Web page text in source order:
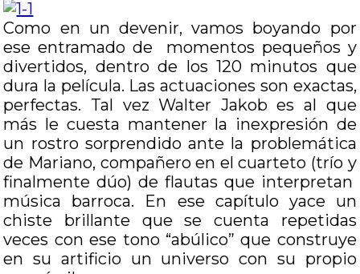
Como en un devenir, vamos boyando por
ese entramado de momentos pequeños y
divertidos, dentro de los 120 minutos que
dura la película. Las actuaciones son exactas,
perfectas. Tal vez Walter Jakob es al que
más le cuesta mantener la inexpresión de
un rostro sorprendido ante la problemática
de Mariano, compañero en el cuarteto (trío y
finalmente dúo) de flautas que interpretan
música barroca. En ese capítulo yace un
chiste brillante que se cuenta repetidas
veces con ese tono “abúlico” que construye
en su artificio un universo con su propio